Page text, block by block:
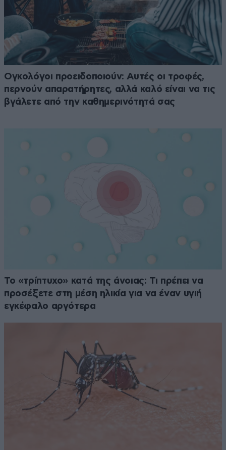
Ογκολόγοι προειδοποιούν: Αυτές οι τροφές,
περνούν απαρατήρητες, αλλά καλό είναι να τις
βγάλετε από την καθημερινότητά σας
Το «τρίπτυχο» κατά της άνοιας: Τι πρέπει να
προσέξετε στη μέση ηλικία για να έναν υγιή
εγκέφαλο αργότερα